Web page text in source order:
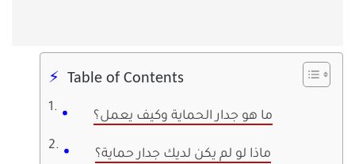
Table of Contents
ما هو جدار الحماية وكيف يعمل؟
ماذا لو لم يكن لديك جدار حماية؟